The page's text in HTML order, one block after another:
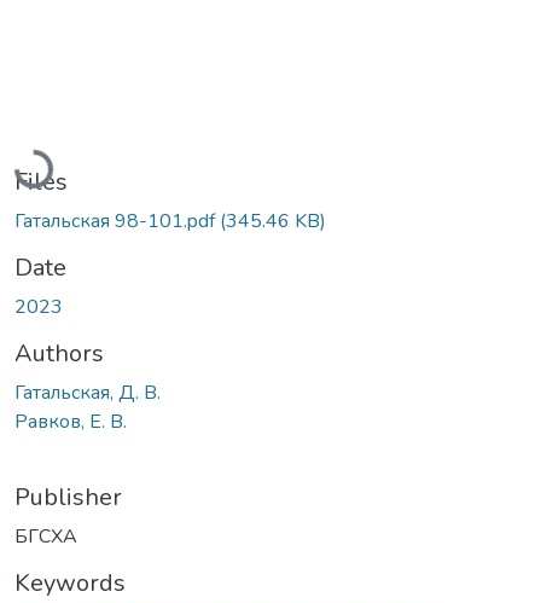
Loading...
Files
Гатальская 98-101.pdf(345.46 KB)
Date
2023
Authors
Гатальская, Д. В.
Равков, Е. В.
Publisher
БГСХА
Keywords